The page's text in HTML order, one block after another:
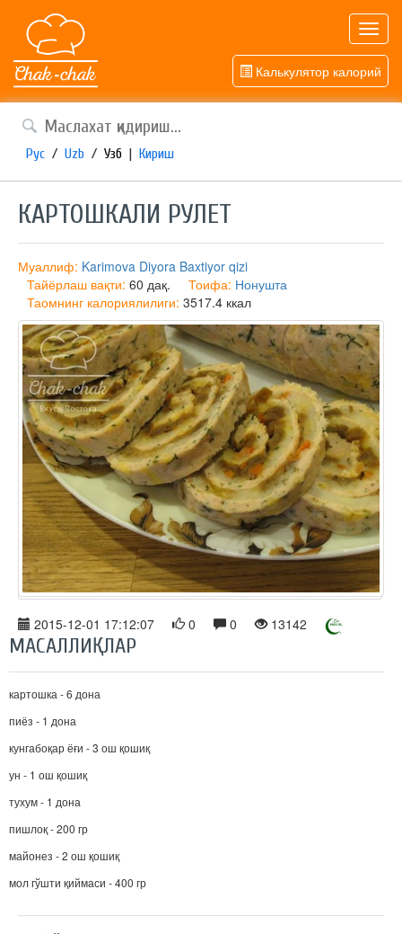
Калькулятор калорий
Рус / Uzb / Узб | Кириш
КАРТОШКАЛИ РУЛЕТ
Муаллиф: Karimova Diyora Baxtiyor qizi
Тайёрлаш вақти: 60 дақ. Тоифа: Нонушта
Таомнинг калориялилиги: 3517.4 ккал
2015-12-01 17:12:07 0 0 13142
МАСАЛЛИҚЛАР
картошка - 6 дона
пиёз - 1 дона
кунгабоқар ёғи - 3 ош қошиқ
ун - 1 ош қошиқ
тухум - 1 дона
пишлоқ - 200 гр
майонез - 2 ош қошиқ
мол гўшти қиймаси - 400 гр